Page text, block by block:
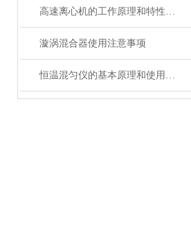
高速离心机的工作原理和特性说明
漩涡混合器使用注意事项
恒温混匀仪的基本原理和使用方法介绍